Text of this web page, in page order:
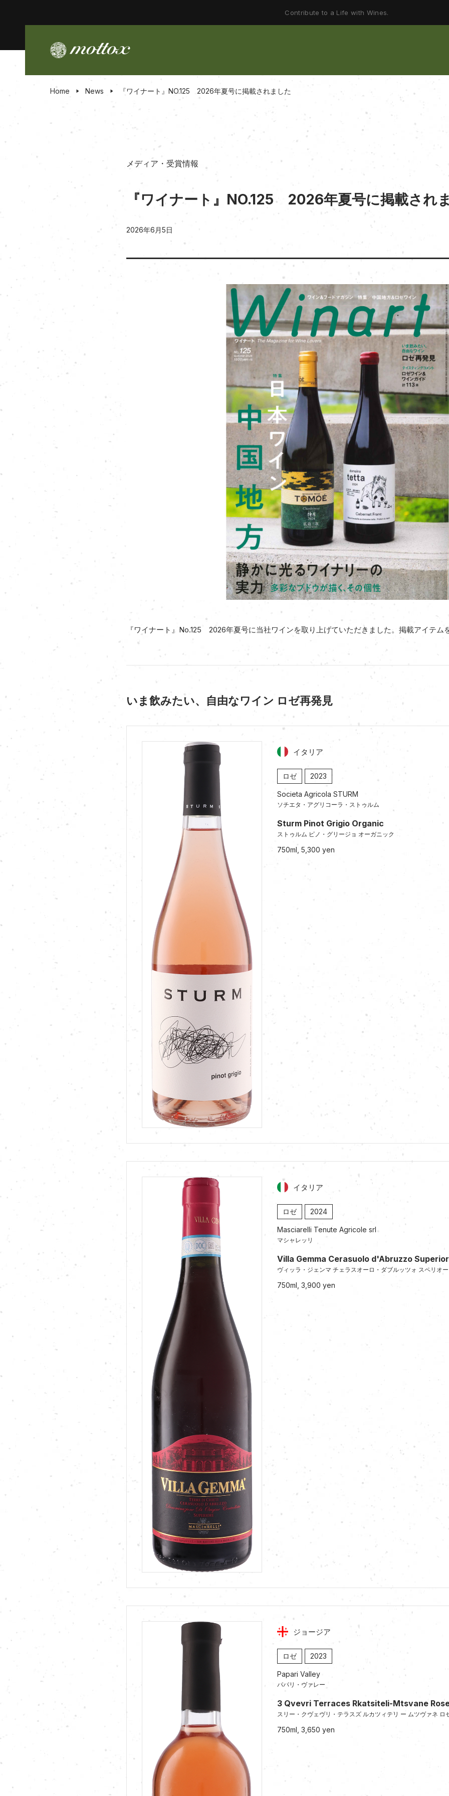
Contribute to a Life with Wines.
Home News 『ワイナート』NO.125 2026年夏号に掲載されました
メディア・受賞情報
『ワイナート』NO.125 2026年夏号に掲載され
2026年6月5日
『ワイナート』No.125 2026年夏号に当社ワインを取り上げていただきました。掲載アイテム
いま飲みたい、自由なワイン ロゼ再発見
イタリア
ロゼ 2023
Societa Agricola STURM
ソチエタ・アグリコーラ・ストゥルム
Sturm Pinot Grigio Organic
ストゥルム ピノ・グリージョ オーガニック
750ml, 5,300 yen
イタリア
ロゼ 2024
Masciarelli Tenute Agricole srl
マシャレッリ
Villa Gemma Cerasuolo d'Abruzzo
ヴィッラ・ジェンマ チェラスオーロ・ダブルッツォ スペリオ
750ml, 3,900 yen
ジョージア
ロゼ 2023
Papari Valley
パパリ・ヴァレー
3 Qvevri Terraces Rkatsiteli-Mtsvane
スリー・クヴェヴリ・テラスズ ルカツィテリ ー ムツヴァネ ロ
750ml, 3,650 yen